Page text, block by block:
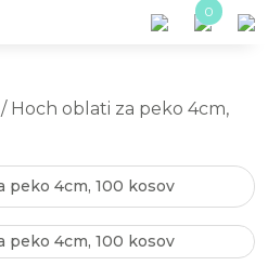
0
/ Hoch oblati za peko 4cm,